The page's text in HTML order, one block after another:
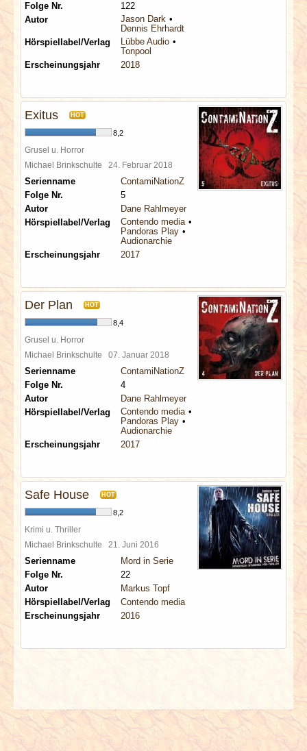
Folge Nr.
122
Autor
Jason Dark
Dennis Ehrhardt
Hörspiellabel/Verlag
Lübbe Audio
Tonpool
Erscheinungsjahr
2018
Exitus HOT
8,2
Grusel u. Horror
Michael Brinkschulte 24. Februar 2018
Serienname
ContamiNationZ
Folge Nr.
5
Autor
Dane Rahlmeyer
Hörspiellabel/Verlag
Contendo media
Pandoras Play
Audionarchie
Erscheinungsjahr
2017
Der Plan HOT
8,4
Grusel u. Horror
Michael Brinkschulte 07. Januar 2018
Serienname
ContamiNationZ
Folge Nr.
4
Autor
Dane Rahlmeyer
Hörspiellabel/Verlag
Contendo media
Pandoras Play
Audionarchie
Erscheinungsjahr
2017
Safe House HOT
8,2
Krimi u. Thriller
Michael Brinkschulte 21. Juni 2016
Serienname
Mord in Serie
Folge Nr.
22
Autor
Markus Topf
Hörspiellabel/Verlag
Contendo media
Erscheinungsjahr
2016